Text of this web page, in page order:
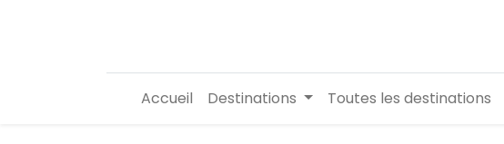
Accueil Destinations Toutes les destinations